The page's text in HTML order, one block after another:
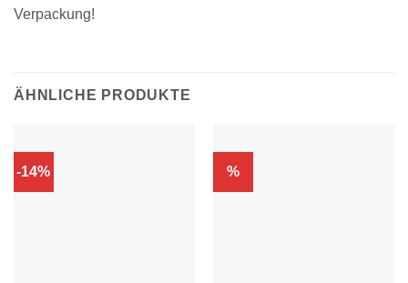
Verpackung!
ÄHNLICHE PRODUKTE
-14% %